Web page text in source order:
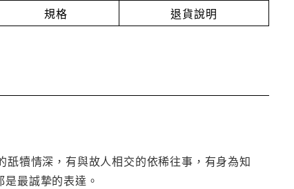
規格 退貨說明
犢情深，有與故人相交的依稀往事，有身為知
最誠摯的表達。